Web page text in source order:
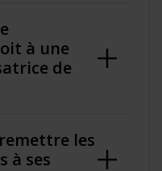
à une
de
les
à ses